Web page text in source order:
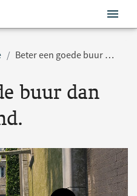
Beter een goede buur dan een verre vriend.
buur dan